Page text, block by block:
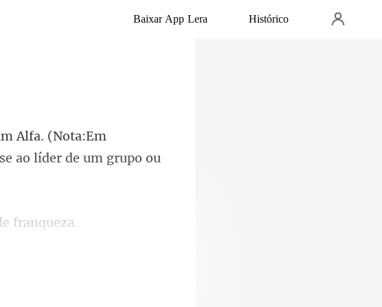
Baixar App Lera Histórico
(Nota:Em